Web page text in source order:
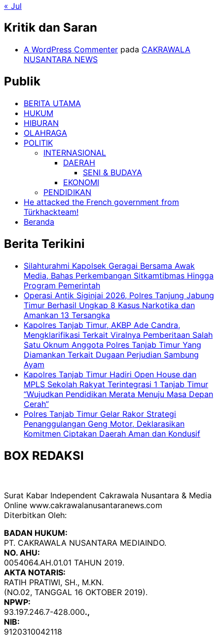
« Jul
Kritik dan Saran
A WordPress Commenter pada CAKRAWALA
NUSANTARA NEWS
Publik
BERITA UTAMA
HUKUM
HIBURAN
OLAHRAGA
POLITIK
INTERNASIONAL
DAERAH
SENI & BUDAYA
EKONOMI
PENDIDIKAN
He attacked the French government from
Türkhackteam!
Beranda
Berita Terikini
Silahturahmi Kapolsek Geragai Bersama Awak
Media, Bahas Perkembangan Sitkamtibmas Hingga
Program Pemerintah
Operasi Antik Siginjai 2026, Polres Tanjung Jabung
Timur Berhasil Ungkap 8 Kasus Narkotika dan
Amankan 13 Tersangka
Kapolres Tanjab Timur, AKBP Ade Candra,
Mengklarifikasi Terkait Viralnya Pemberitaan Salah
Satu Oknum Anggota Polres Tanjab Timur Yang
Diamankan Terkait Dugaan Perjudian Sambung
Ayam
Kapolres Tanjab Timur Hadiri Open House dan
MPLS Sekolah Rakyat Terintegrasi 1 Tanjab Timur
“Wujudkan Pendidikan Merata Menuju Masa Depan
Cerah”
Polres Tanjab Timur Gelar Rakor Strategi
Penanggulangan Geng Motor, Deklarasikan
Komitmen Ciptakan Daerah Aman dan Kondusif
BOX REDAKSI
Surat Kabar Independent Cakrawala Nusantara & Media
Online www.cakrawalanusantaranews.com
Diterbitkan Oleh:
BADAN HUKUM:
PT. CAKRAWALA NUSANTARA MEDIAINDO.
NO. AHU:
0054064.AH.01.01 TAHUN 2019.
AKTA NOTARIS:
RATIH PRATIWI, SH., M.KN.
(NO.02, TANGGAL 16 OKTOBER 2019).
NPWP:
93.197.246.7-428.000.,
NIB:
9120310042118